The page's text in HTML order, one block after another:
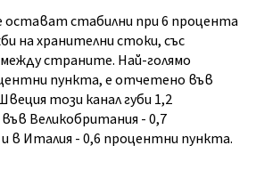
стабилни при 6 процента
на хранителни стоки, със
страните. Най-голямо
пункта, е отчетено във
този канал губи 1,2
Великобритания - 0,7
в Италия - 0,6 процентни пункта.